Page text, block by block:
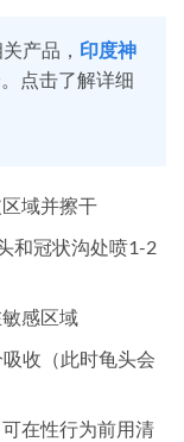
产品， 印度神
点击了解详细
域并擦干
和冠状沟处喷1-2
感区域
收（此时龟头会
在性行为前用清